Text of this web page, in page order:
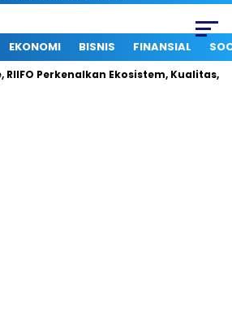
EKONOMI BISNIS FINANSIAL
RIIFO Perkenalkan Ekosistem, Kualitas,